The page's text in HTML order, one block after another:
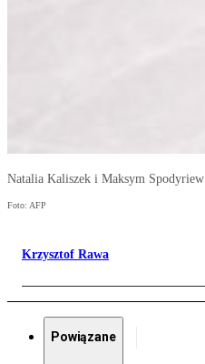
Natalia Kaliszek i Maksym Spodyriew
Foto: AFP
Krzysztof Rawa
Powiązane